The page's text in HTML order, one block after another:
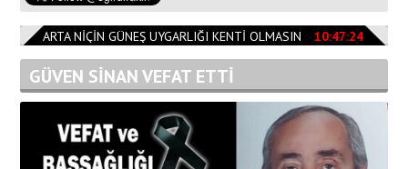
ISPARTA NİÇİN GÜNEŞ UYGARLIĞI KENTİ OLMASIN 10:47:24
GÜVEN SİNAN VEFAT ETTİ